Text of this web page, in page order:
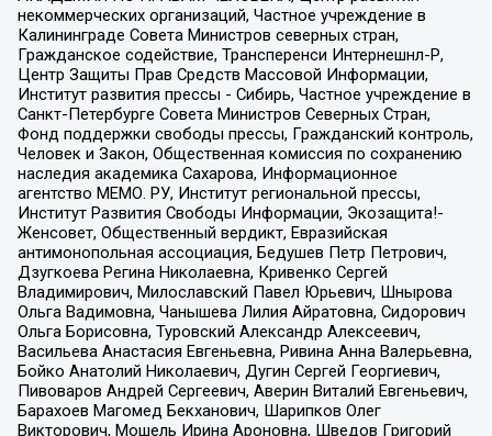
некоммерческих организаций, Частное учреждение в
Калининграде Совета Министров северных стран,
Гражданское содействие, Трансперенси Интернешнл-Р,
Центр Защиты Прав Средств Массовой Информации,
Институт развития прессы - Сибирь, Частное учреждение в
Санкт-Петербурге Совета Министров Северных Стран,
Фонд поддержки свободы прессы, Гражданский контроль,
Человек и Закон, Общественная комиссия по сохранению
наследия академика Сахарова, Информационное
агентство МЕМО. РУ, Институт региональной прессы,
Институт Развития Свободы Информации, Экозащита!-
Женсовет, Общественный вердикт, Евразийская
антимонопольная ассоциация, Бедушев Петр Петрович,
Дзугкоева Регина Николаевна, Кривенко Сергей
Владимирович, Милославский Павел Юрьевич, Шнырова
Ольга Вадимовна, Чанышева Лилия Айратовна, Сидорович
Ольга Борисовна, Туровский Александр Алексеевич,
Васильева Анастасия Евгеньевна, Ривина Анна Валерьевна,
Бойко Анатолий Николаевич, Дугин Сергей Георгиевич,
Пивоваров Андрей Сергеевич, Аверин Виталий Евгеньевич,
Барахоев Магомед Бекханович, Шарипков Олег
Викторович, Мошель Ирина Ароновна, Шведов Григорий